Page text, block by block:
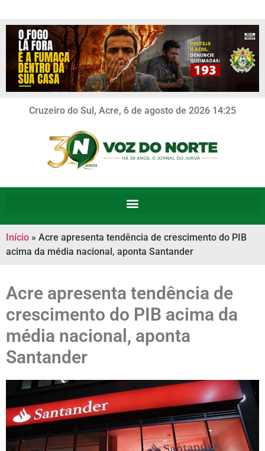
Cruzeiro do Sul, Acre, 6 de agosto de 2026 14:25
Início » Acre apresenta tendência de crescimento do PIB
acima da média nacional, aponta Santander
Acre apresenta tendência de
crescimento do PIB acima da
média nacional, aponta
Santander